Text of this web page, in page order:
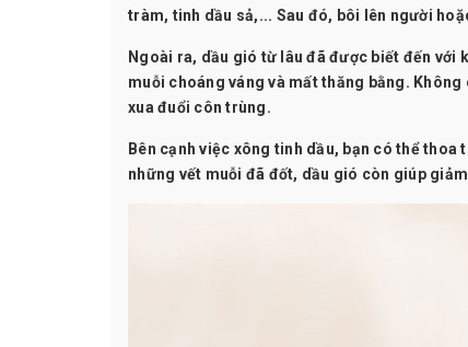
tràm, tinh dầu sả,... Sau đó, bôi lên người
Ngoài ra, dầu gió từ lâu đã được biết đến với
muỗi choáng váng và mất thăng bằng.
xua đuổi côn trùng.
Bên cạnh việc xông tinh dầu, bạn có thể
những vết muỗi đã đốt, dầu gió còn giúp